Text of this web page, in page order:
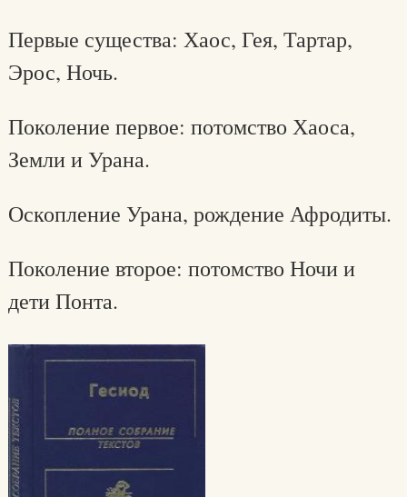
Первые существа: Хаос, Гея, Тартар,
Эрос, Ночь.
Поколение первое: потомство Хаоса,
Земли и Урана.
Оскопление Урана, рождение Афродиты.
Поколение второе: потомство Ночи и
дети Понта.